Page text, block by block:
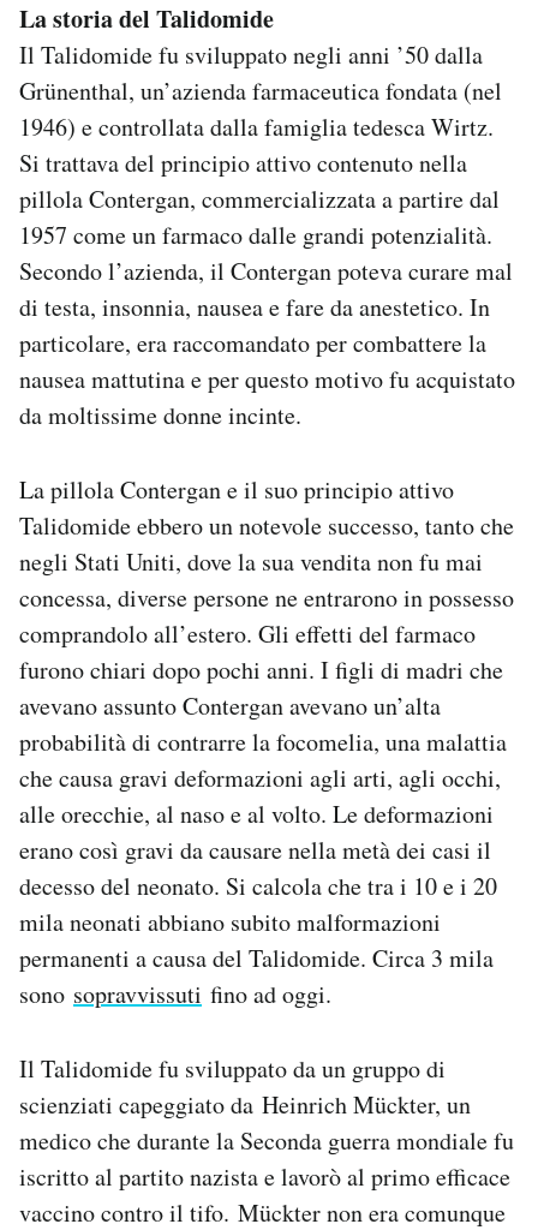
Notifiche mobile
Regala il Post
Hai bisogno di aiuto?
Esci
La storia del Talidomide
Il Talidomide fu sviluppato negli anni ’50 dalla
Grünenthal, un’azienda farmaceutica fondata (nel
1946) e controllata dalla famiglia tedesca Wirtz.
Si trattava del principio attivo contenuto nella
pillola Contergan, commercializzata a partire dal
1957 come un farmaco dalle grandi potenzialità.
Secondo l’azienda, il Contergan poteva curare mal
di testa, insonnia, nausea e fare da anestetico. In
particolare, era raccomandato per combattere la
nausea mattutina e per questo motivo fu acquistato
da moltissime donne incinte.
La pillola Contergan e il suo principio attivo
Talidomide ebbero un notevole successo, tanto che
negli Stati Uniti, dove la sua vendita non fu mai
concessa, diverse persone ne entrarono in possesso
comprandolo all’estero. Gli effetti del farmaco
furono chiari dopo pochi anni. I figli di madri che
avevano assunto Contergan avevano un’alta
probabilità di contrarre la focomelia, una malattia
che causa gravi deformazioni agli arti, agli occhi,
alle orecchie, al naso e al volto. Le deformazioni
erano così gravi da causare nella metà dei casi il
decesso del neonato. Si calcola che tra i 10 e i 20
mila neonati abbiano subito malformazioni
permanenti a causa del Talidomide. Circa 3 mila
sono sopravvissuti fino ad oggi.
Il Talidomide fu sviluppato da un gruppo di
scienziati capeggiato da Heinrich Mückter, un
medico che durante la Seconda guerra mondiale fu
iscritto al partito nazista e lavorò al primo efficace
vaccino contro il tifo. Mückter non era comunque